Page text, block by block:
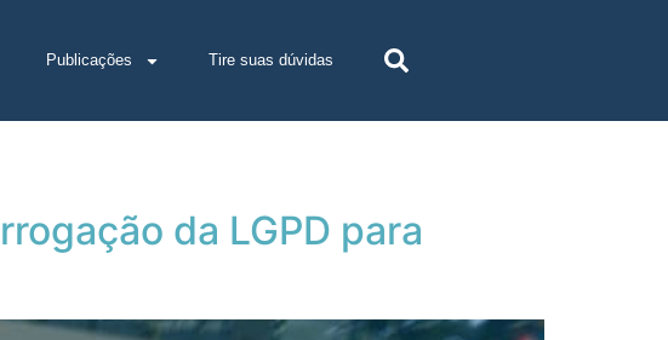
Publicações Tire suas dúvidas
da LGPD para